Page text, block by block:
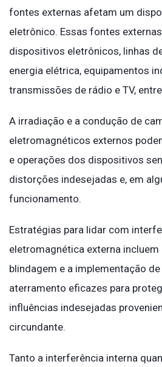
fontes externas afetam um
eletrônico. Essas fontes
dispositivos eletrônicos, linhas
energia elétrica, equipamentos
transmissões de rádio e TV,
A irradiação e a condução de
eletromagnéticos externos
e operações dos dispositivos
distorções indesejadas e, em
funcionamento.
Estratégias para lidar com
eletromagnética externa
blindagem e a implementação
aterramento eficazes para
influências indesejadas
circundante.
Tanto a interferência interna